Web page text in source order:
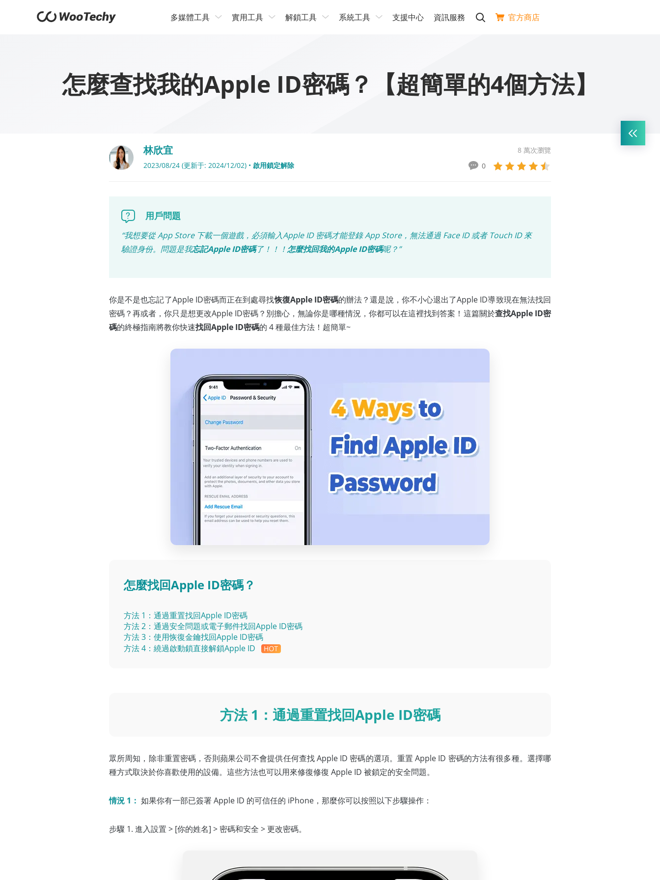
多媒體工具 實用工具 解鎖工具 系統工具 支援中心 資訊服務 官方商店
怎麼查找我的Apple ID密碼？【超簡單的4個方法】
林欣宜
2023/08/24 (更新于: 2024/12/02) • 啟用鎖定解除
8 萬次瀏覽
0
用戶問題
“我想要從 App Store 下載一個遊戲，必須輸入Apple ID 密碼才能登錄 App Store，無法通過 Face ID 或者 Touch ID 來
驗證身份。問題是我忘記Apple ID密碼了！！！怎麼找回我的Apple ID密碼呢？”
你是不是也忘記了Apple ID密碼而正在到處尋找恢復Apple ID密碼的辦法？還是說，你不小心退出了Apple ID導致現在無法找回
密碼？再或者，你只是想更改Apple ID密碼？別擔心，無論你是哪種情況，你都可以在這裡找到答案！這篇關於查找Apple ID密
碼的終極指南將教你快速找回Apple ID密碼的 4 種最佳方法！超簡單~
怎麼找回Apple ID密碼？
方法 1：通過重置找回Apple ID密碼
方法 2：通過安全問題或電子郵件找回Apple ID密碼
方法 3：使用恢復金鑰找回Apple ID密碼
方法 4：繞過啟動鎖直接解鎖Apple ID
方法 1：通過重置找回Apple ID密碼
眾所周知，除非重置密碼，否則蘋果公司不會提供任何查找 Apple ID 密碼的選項。重置 Apple ID 密碼的方法有很多種。選擇哪
種方式取決於你喜歡使用的設備。這些方法也可以用來修復修復 Apple ID 被鎖定的安全問題。
情況 1： 如果你有一部已簽署 Apple ID 的可信任的 iPhone，那麼你可以按照以下步驟操作：
步驟 1. 進入設置 > [你的姓名] > 密碼和安全 > 更改密碼。